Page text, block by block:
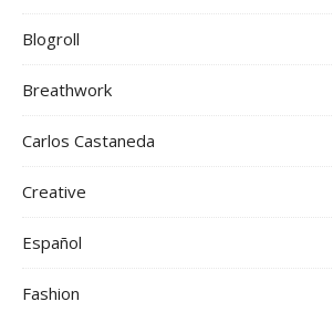
Blogroll
Breathwork
Carlos Castaneda
Creative
Español
Fashion